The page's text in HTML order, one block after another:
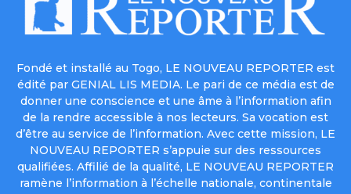
Fondé et installé au Togo, LE NOUVEAU REPORTER est
édité par GENIAL LIS MEDIA. Le pari de ce média est de
donner une conscience et une âme à l’information afin
de la rendre accessible à nos lecteurs. Sa vocation est
d’être au service de l’information. Avec cette mission, LE
NOUVEAU REPORTER s’appuie sur des ressources
qualifiées. Affilié de la qualité, LE NOUVEAU REPORTER
ramène l’information à l’échelle nationale, continentale